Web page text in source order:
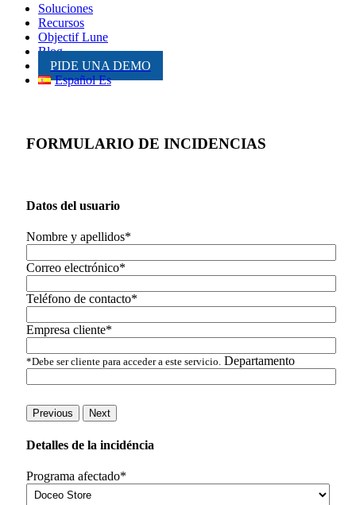
Soluciones
Recursos
Objectif Lune
Blog
PIDE UNA DEMO
Español Es
FORMULARIO DE INCIDENCIAS
Datos del usuario
Nombre y apellidos*
Correo electrónico*
Teléfono de contacto*
Empresa cliente*
*Debe ser cliente para acceder a este servicio. Departamento
Previous Next
Detalles de la incidéncia
Programa afectado*